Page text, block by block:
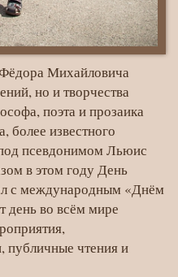
Фёдора Михайловича
но и творчества
поэта и прозаика
известного
псевдонимом Льюис
в этом году День
с международным «Днём
день во всём мире
публичные чтения и